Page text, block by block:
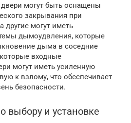
могут быть оснащены
закрывания при
другие могут иметь
дымоудвления, которые
дыма в соседние
входные
могут иметь усиленную
к взлому, что обеспечивает
безопасности.
выбору и установке